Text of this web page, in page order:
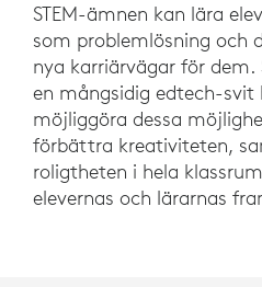
STEM-ämnen kan lära
som problemlösning och
nya karriärvägar för dem.
en mångsidig edtech-
möjliggöra dessa
förbättra kreativiteten,
roligtheten i hela
elevernas och lärarnas